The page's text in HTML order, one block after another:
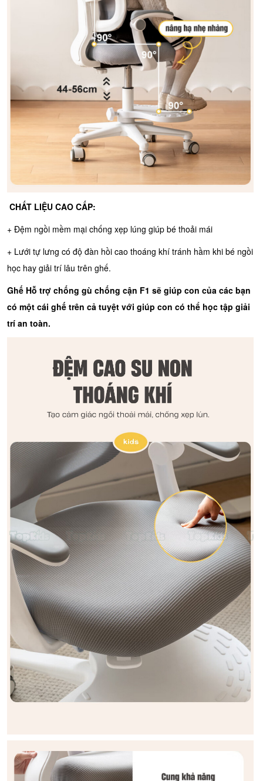
CHẤT LIỆU CAO CẤP:
+ Đệm ngồi mềm mại chống xẹp lúng giúp bé thoải mái
+ Lưới tự lưng có độ đàn hồi cao thoáng khí tránh hầm khi bé ngồi
học hay giải trí lâu trên ghế.
Ghế Hỗ trợ chống gù chống cận F1 sẽ giúp con của các bạn
có một cái ghế trên cả tuyệt với giúp con có thể học tập giải
trí an toàn.